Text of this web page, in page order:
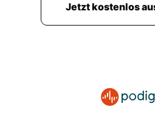
Jetzt kostenlos